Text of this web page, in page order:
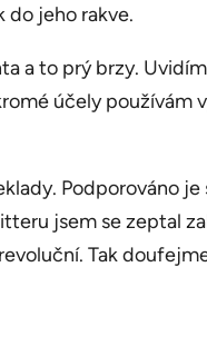
jeho rakve.
a to prý brzy.
účely
Podporováno
jsem se zeptal
Tak